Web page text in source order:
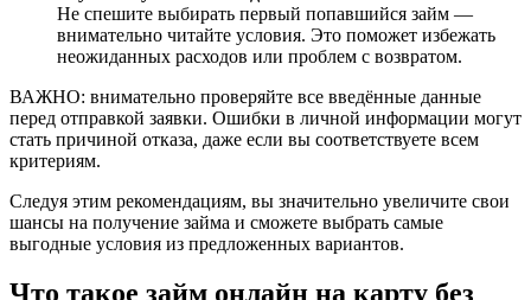
Не спешите выбирать первый попавшийся займ —
внимательно читайте условия. Это поможет избежать
неожиданных расходов или проблем с возвратом.
ВАЖНО: внимательно проверяйте все введённые данные
перед отправкой заявки. Ошибки в личной информации могут
стать причиной отказа, даже если вы соответствуете всем
критериям.
Следуя этим рекомендациям, вы значительно увеличите свои
шансы на получение займа и сможете выбрать самые
выгодные условия из предложенных вариантов.
Что такое займ онлайн на карту без